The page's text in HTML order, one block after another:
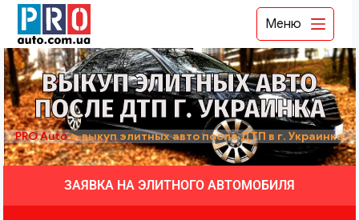
Меню
ВЫКУП ЭЛИТНЫХ АВТО
ПОСЛЕ ДТП Г. УКРАИНКА
PRO Auto➤выкуп элитных авто после ДТП в г. Украинка
ЗАЯВКА НА ЭЛИТНОГО АВТОМОБИЛЯ